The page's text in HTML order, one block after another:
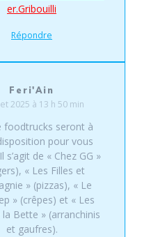
er.Gribouilli
Répondre
Feri'Ain
2025 à 13 h 50 min
foodtrucks seront à
pour vous
s’agit de « Chez GG »
« Les Filles et
» (pizzas), « Le
» (crêpes) et « Les
Bette » (arranchinis
et gaufres).